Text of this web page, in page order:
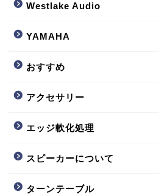
Westlake Audio
YAMAHA
おすすめ
アクセサリー
エッジ軟化処理
スピーカーについて
ターンテーブル